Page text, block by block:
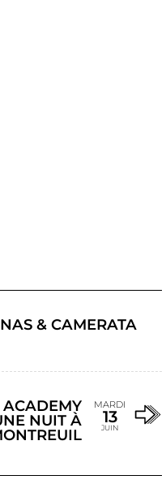
& CAMERATA
NUIT À
MARDI
13
JUIN